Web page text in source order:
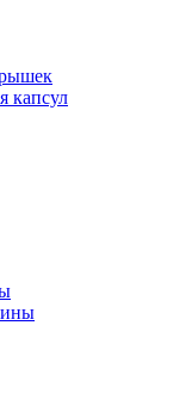
капсул